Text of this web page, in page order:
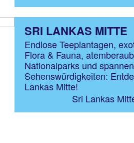
SRI LANKAS MITTE
Endlose Teeplantagen,
Flora & Fauna,
Nationalparks und
Sehenswürdigkeiten:
Lankas Mitte!
Sri Lankas